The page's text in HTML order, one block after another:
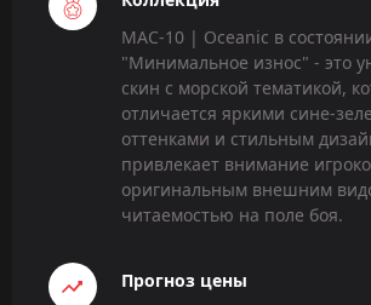
MAC-10 | Oceanic в
"Минимальное износ" - это
скин с морской тематикой,
отличается яркими сине-
оттенками и стильным
привлекает внимание
оригинальным внешним
читаемостью на поле боя.
Прогноз цены